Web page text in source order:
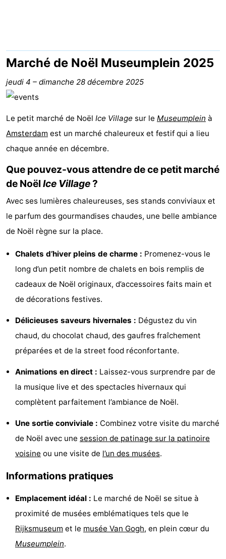
Het
Amsterdamse
Bos
-
Spaarnwoude
Hôtels
Last
minutes
Musées
Attractions
Choses
faire
d'intérêt
-
Églises
vue
Croisières
Experiences
Villages
villes
Visites
guidées
Sports
vélo
Vie
Nocturne
Aliments
Marché de Noël Museumplein 2025
jeudi 4 – dimanche 28 décembre 2025
Le petit marché de Noël Ice Village sur le Museumplein à
Amsterdam est un marché chaleureux et festif qui a lieu
chaque année en décembre.
Que pouvez-vous attendre de ce petit marché
de Noël Ice Village?
Avec ses lumières chaleureuses, ses stands conviviaux et
le parfum des gourmandises chaudes, une belle ambiance
de Noël règne sur la place.
Chalets d’hiver pleins de charme : Promenez-vous le
long d’un petit nombre de chalets en bois remplis de
cadeaux de Noël originaux, d’accessoires faits main et
de décorations festives.
Délicieuses saveurs hivernales : Dégustez du vin
chaud, du chocolat chaud, des gaufres fraîchement
préparées et de la street food réconfortante.
Animations en direct : Laissez-vous surprendre par de
la musique live et des spectacles hivernaux qui
complètent parfaitement l’ambiance de Noël.
Une sortie conviviale : Combinez votre visite du marché
de Noël avec une session de patinage sur la patinoire
voisine ou une visite de l’un des musées.
Informations pratiques
Emplacement idéal : Le marché de Noël se situe à
proximité de musées emblématiques tels que le
Rijksmuseum et le musée Van Gogh, en plein cœur du
Museumplein.